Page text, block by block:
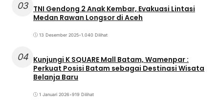
03 TNI Gendong 2 Anak Kembar, Evakuasi Lintasi
Medan Rawan Longsor di Aceh
13 Desember 2025•1.040 Dilihat
04 Kunjungi K SQUARE Mall Batam, Wamenpar :
Perkuat Posisi Batam sebagai Destinasi Wisata
Belanja Baru
1 Januari 2026•919 Dilihat